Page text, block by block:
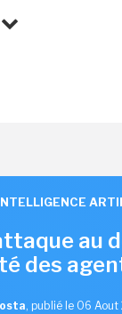
au
des
, publié le 06 Aout